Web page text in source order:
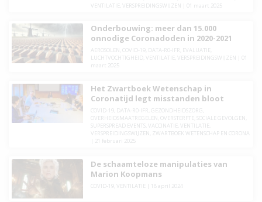
VENTILATIE
VERSPREIDINGSWIJZEN 01 maart 2025
Onderbouwing: meer dan 15.000
onnodige Coronadoden in 2020-2021
AEROSOLEN COVID-19, DATA-R0-IFR EVALUATIE
LUCHTVOCHTIGHEID, VENTILATIE VERSPREIDINGSWIJZEN
01
maart 2025
Het Zwartboek Wetenschap in
Coronatijd legt misstanden bloot
COVID-19, DATA-R0-IFR GEZONDHEIDSZORG
OVERHEIDSMAATREGELEN OVERSTERFTE SOCIALE GEVOLGEN
SUPERSPREAD EVENTS, VACCINATIE VENTILATIE
VERSPREIDINGSWIJZEN ZWARTBOEK WETENSCHAP EN CORONA
21 februari 2025
De schaamteloze manipulaties van
Marion Koopmans
COVID-19, VENTILATIE 18 april 2024